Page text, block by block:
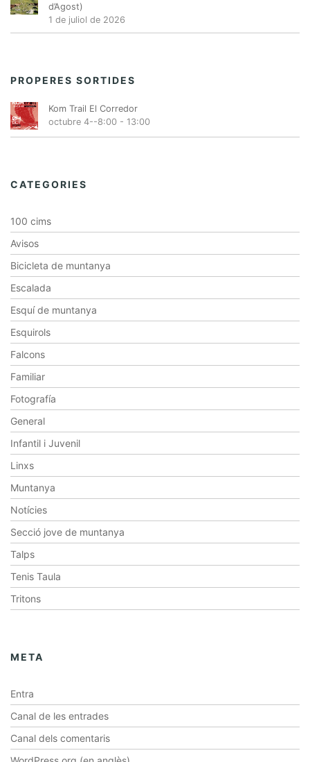
d’Agost)
1 de juliol de 2026
PROPERES SORTIDES
Kom Trail El Corredor
octubre 4--8:00 - 13:00
CATEGORIES
100 cims
Avisos
Bicicleta de muntanya
Escalada
Esquí de muntanya
Esquirols
Falcons
Familiar
Fotografía
General
Infantil i Juvenil
Linxs
Muntanya
Notícies
Secció jove de muntanya
Talps
Tenis Taula
Tritons
META
Entra
Canal de les entrades
Canal dels comentaris